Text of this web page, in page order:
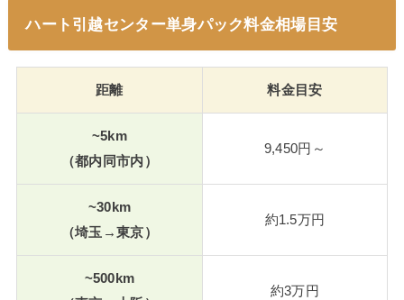
ハート引越センター単身パック料金相場目安
距離 料金目安
~5km
（都内同市内）
9,450円～
~30km
（埼玉→東京）
約1.5万円
~500km
約3万円